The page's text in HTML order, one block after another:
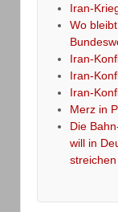
Iran-
Wo
Iran-
Iran-
Iran-
Merz in
Die
will in
streichen